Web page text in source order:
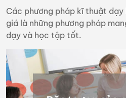
Các phương pháp kĩ thuật
giá là những phương pháp
dạy và học tập tốt.